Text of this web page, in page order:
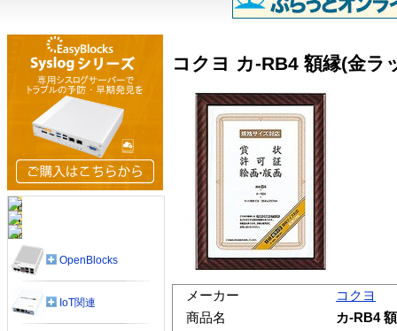
コクヨ カ-RB4 額縁(金ラ
メーカー
コクヨ
商品名
カ-RB4
OpenBlocks
IoT関連